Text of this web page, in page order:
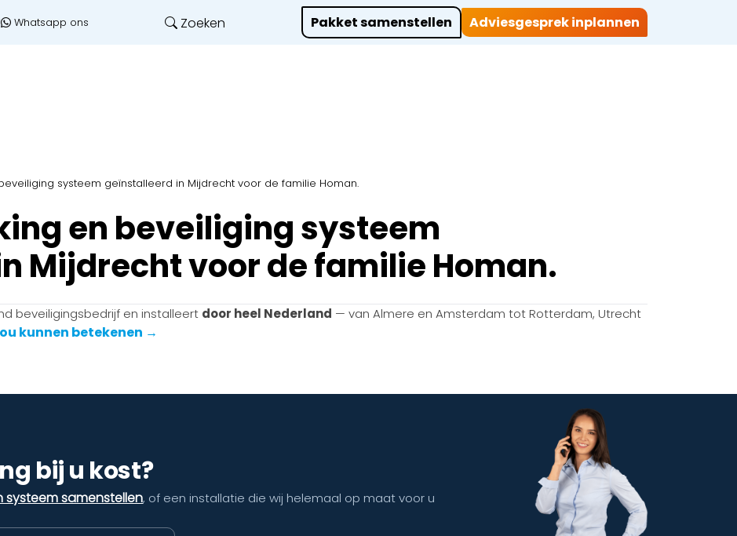
Whatsapp ons Zoeken Pakket samenstellen Adviesgesprek inplannen
systeem geïnstalleerd in Mijdrecht voor de familie Homan.
en beveiliging systeem
Mijdrecht voor de familie Homan.
beveiligingsbedrijf en installeert door heel Nederland — van Almere en Amsterdam tot Rotterdam, Utrecht
kunnen betekenen →
bij u kost?
systeem samenstellen, of een installatie die wij helemaal op maat voor u